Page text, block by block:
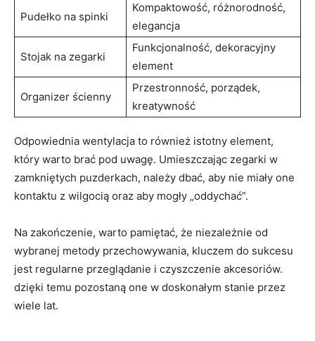
Pudełko na​ spinki
Kompaktowość, różnorodność,
elegancja
Stojak na zegarki
Funkcjonalność, ⁤dekoracyjny
element
Organizer ścienny
Przestronność, porządek,
kreatywność
Odpowiednia ‌wentylacja to również istotny element,
który warto brać pod uwagę. Umieszczając zegarki w
zamkniętych puzderkach, należy dbać,‌ aby nie miały one
kontaktu z wilgocią oraz aby mogły „oddychać”.
Na zakończenie, warto pamiętać, że niezależnie ‌od
wybranej metody przechowywania, kluczem do sukcesu
jest regularne przeglądanie i czyszczenie akcesoriów.
dzięki temu pozostaną one w doskonałym ‌stanie przez⁤
wiele ⁢lat.